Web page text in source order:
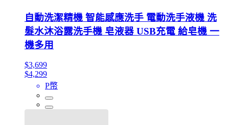
自動洗潔精機 智能感應洗手 電動洗手液機 洗
髮水沐浴露洗手機 皂液器 USB充電 給皂機 一
機多用
$3,699
$4,299
P幣